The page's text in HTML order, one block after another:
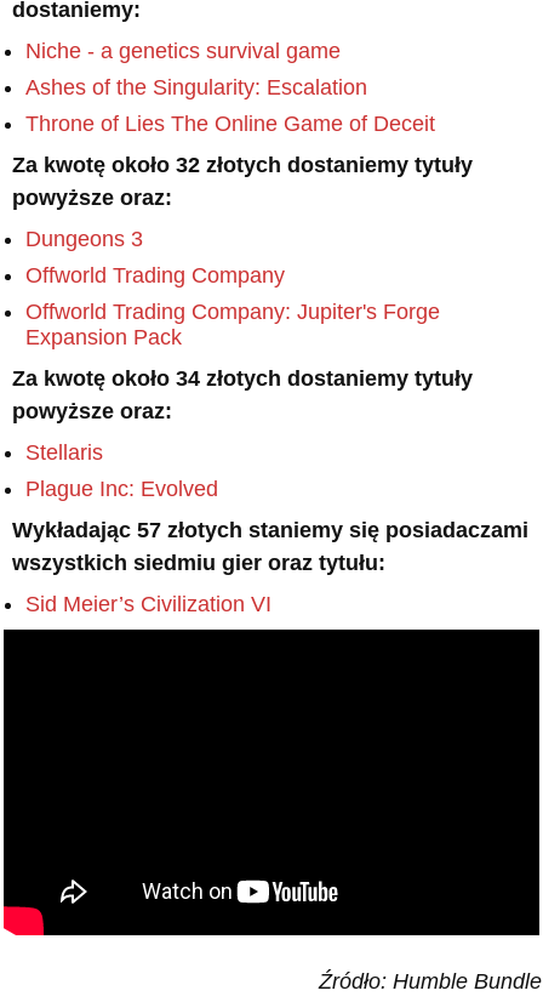
dostaniemy:
Niche - a genetics survival game
Ashes of the Singularity: Escalation
Throne of Lies The Online Game of Deceit
Za kwotę około 32 złotych dostaniemy tytuły
powyższe oraz:
Dungeons 3
Offworld Trading Company
Offworld Trading Company: Jupiter's Forge
Expansion Pack
Za kwotę około 34 złotych dostaniemy tytuły
powyższe oraz:
Stellaris
Plague Inc: Evolved
Wykładając 57 złotych staniemy się posiadaczami
wszystkich siedmiu gier oraz tytułu:
Sid Meier’s Civilization VI
Źródło: Humble Bundle